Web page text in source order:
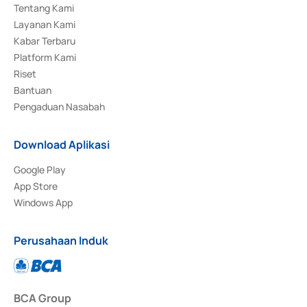
Tentang Kami
Layanan Kami
Kabar Terbaru
Platform Kami
Riset
Bantuan
Pengaduan Nasabah
Download Aplikasi
Google Play
App Store
Windows App
Perusahaan Induk
BCA Group